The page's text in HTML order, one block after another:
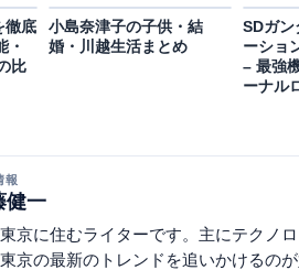
徹底
・
比
小島奈津子の子供・結
婚・川越生活まとめ
SDガン
ーショ
– 最強
ーナル
報
健一
京に住むライターです。主にテクノ
京の最新のトレンドを追いかけるの